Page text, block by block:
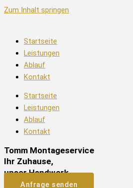
Zum Inhalt springen
Startseite
Leistungen
Ablauf
Kontakt
Startseite
Leistungen
Ablauf
Kontakt
Tomm Montageservice
Ihr Zuhause,
unser Handwerk.
Anfrage senden